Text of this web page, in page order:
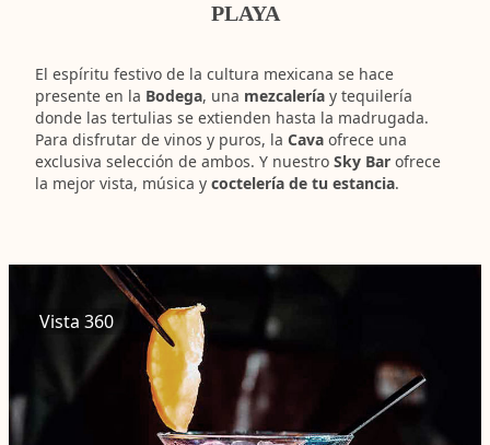
PLAYA
El espíritu festivo de la cultura mexicana se hace
presente en la Bodega, una mezcalería y tequilería
donde las tertulias se extienden hasta la madrugada.
Para disfrutar de vinos y puros, la Cava ofrece una
exclusiva selección de ambos. Y nuestro Sky Bar ofrece
la mejor vista, música y coctelería de tu estancia.
Vista 360